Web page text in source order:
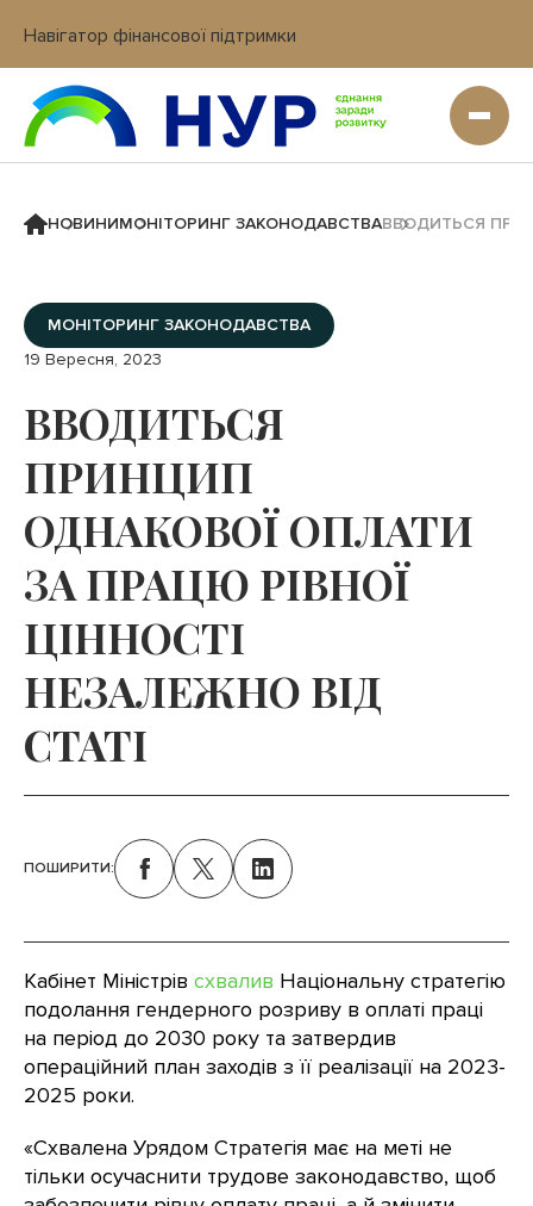
Навігатор фінансової підтримки
Вхід в кабінет IT платформи
НОВИНИМОНІТОРИНГ ЗАКОНОДАВСТВАВВОДИТЬСЯ
МОНІТОРИНГ ЗАКОНОДАВСТВА
19 Вересня, 2023
ВВОДИТЬСЯ
ПРИНЦИП
ОДНАКОВОЇ ОПЛАТИ
ЗА ПРАЦЮ РІВНОЇ
ЦІННОСТІ
НЕЗАЛЕЖНО ВІД
СТАТІ
Кабінет Міністрів схвалив Національну стратегію
подолання гендерного розриву в оплаті праці
на період до 2030 року та затвердив
операційний план заходів з її реалізації на 2023-
2025 роки.
«Схвалена Урядом Стратегія має на меті не
тільки осучаснити трудове законодавство, щоб
ПОШИРИТИ: